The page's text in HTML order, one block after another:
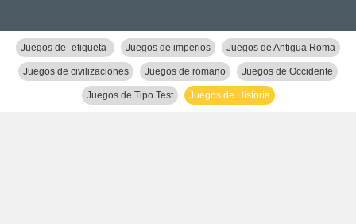
Juegos de -etiqueta- Juegos de imperios Juegos de Antigua Roma
Juegos de civilizaciones Juegos de romano Juegos de Occidente
Juegos de Tipo Test Juegos de Historia